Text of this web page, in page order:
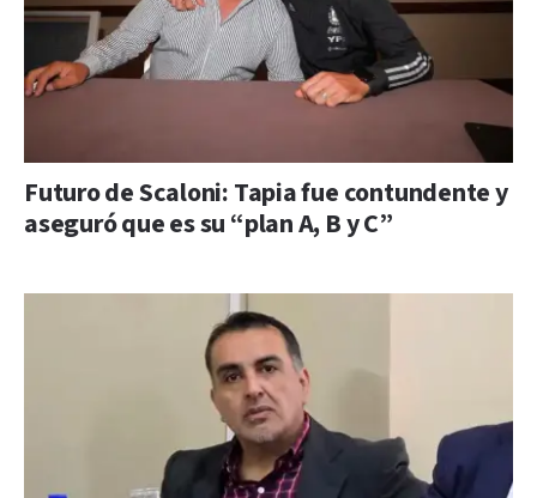
Futuro de Scaloni: Tapia fue contundente y
aseguró que es su “plan A, B y C”